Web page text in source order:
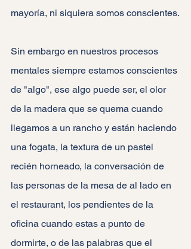
mayoría, ni siquiera somos conscientes.
Sin embargo en nuestros procesos
mentales siempre estamos conscientes
de "algo", ese algo puede ser, el olor
de la madera que se quema cuando
llegamos a un rancho y están haciendo
una fogata, la textura de un pastel
recién horneado, la conversación de
las personas de la mesa de al lado en
el restaurant, los pendientes de la
oficina cuando estas a punto de
dormirte, o de las palabras que el